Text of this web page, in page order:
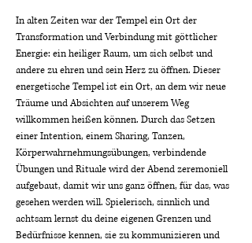
In alten Zeiten war der Tempel ein Ort der
Transformation und Verbindung mit göttlicher
Energie: ein heiliger Raum, um sich selbst und
andere zu ehren und sein Herz zu öffnen. Dieser
energetische Tempel ist ein Ort, an dem wir neue
Träume und Absichten auf unserem Weg
willkommen heißen können. Durch das Setzen
einer Intention, einem Sharing, Tanzen,
Körperwahrnehmungsübungen, verbindende
Übungen und Rituale wird der Abend zeremoniell
aufgebaut, damit wir uns ganz öffnen, für das, was
gesehen werden will. Spielerisch, sinnlich und
achtsam lernst du deine eigenen Grenzen und
Bedürfnisse kennen, sie zu kommunizieren und